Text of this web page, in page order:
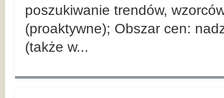
poszukiwanie trendów,
(proaktywne); Obszar cen:
(także w...